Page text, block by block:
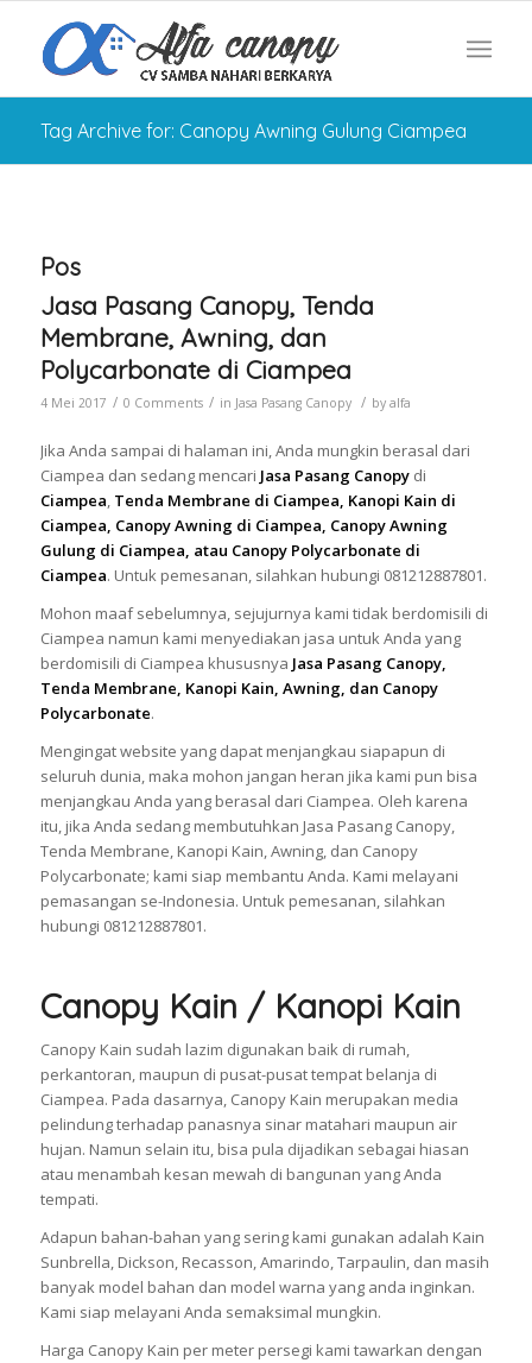
Tag Archive for: Canopy Awning Gulung Ciampea
Pos
Jasa Pasang Canopy, Tenda
Membrane, Awning, dan
Polycarbonate di Ciampea
4 Mei 2017 / 0 Comments / in Jasa Pasang Canopy / by alfa
Jika Anda sampai di halaman ini, Anda mungkin berasal dari
Ciampea dan sedang mencari Jasa Pasang Canopy di
Ciampea, Tenda Membrane di Ciampea, Kanopi Kain di
Ciampea, Canopy Awning di Ciampea, Canopy Awning
Gulung di Ciampea, atau Canopy Polycarbonate di
Ciampea. Untuk pemesanan, silahkan hubungi 081212887801.
Mohon maaf sebelumnya, sejujurnya kami tidak berdomisili di
Ciampea namun kami menyediakan jasa untuk Anda yang
berdomisili di Ciampea khususnya Jasa Pasang Canopy,
Tenda Membrane, Kanopi Kain, Awning, dan Canopy
Polycarbonate.
Mengingat website yang dapat menjangkau siapapun di
seluruh dunia, maka mohon jangan heran jika kami pun bisa
menjangkau Anda yang berasal dari Ciampea. Oleh karena
itu, jika Anda sedang membutuhkan Jasa Pasang Canopy,
Tenda Membrane, Kanopi Kain, Awning, dan Canopy
Polycarbonate; kami siap membantu Anda. Kami melayani
pemasangan se-Indonesia. Untuk pemesanan, silahkan
hubungi 081212887801.
Canopy Kain / Kanopi Kain
Canopy Kain sudah lazim digunakan baik di rumah,
perkantoran, maupun di pusat-pusat tempat belanja di
Ciampea. Pada dasarnya, Canopy Kain merupakan media
pelindung terhadap panasnya sinar matahari maupun air
hujan. Namun selain itu, bisa pula dijadikan sebagai hiasan
atau menambah kesan mewah di bangunan yang Anda
tempati.
Adapun bahan-bahan yang sering kami gunakan adalah Kain
Sunbrella, Dickson, Recasson, Amarindo, Tarpaulin, dan masih
banyak model bahan dan model warna yang anda inginkan.
Kami siap melayani Anda semaksimal mungkin.
Harga Canopy Kain per meter persegi kami tawarkan dengan